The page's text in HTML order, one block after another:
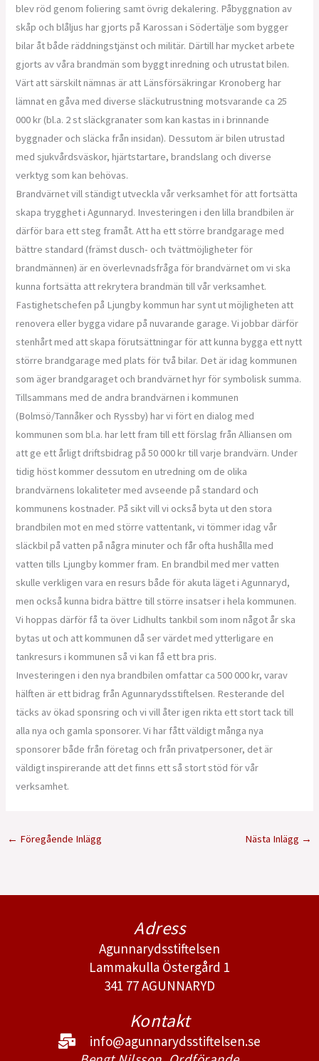
blev röd genom foliering samt övrig dekalering. Påbyggnation av
skåp och blåljus har gjorts på Karossan i Södertälje som bygger
bilar åt både räddningstjänst och militär. Därtill har mycket arbete
gjorts av våra brandmän som byggt inredning och utrustat bilen.
Värt att särskilt nämnas är att Länsförsäkringar Kronoberg har
lämnat en gåva med diverse släckutrustning motsvarande ca 25
000 kr (bl.a. 2 st släckgranater som kan kastas in i brinnande
byggnader och släcka från insidan). Dessutom är bilen utrustad
med sjukvårdsväskor, hjärtstartare, brandslang och diverse
verktyg som kan behövas.
Brandvärnet vill ständigt utveckla vår verksamhet för att fortsätta
skapa trygghet i Agunnaryd. Investeringen i den lilla brandbilen är
därför bara ett steg framåt. Att ha ett större brandgarage med
bättre standard (främst dusch- och tvättmöjligheter för
brandmännen) är en överlevnadsfråga för brandvärnet om vi ska
kunna fortsätta att rekrytera brandmän till vår verksamhet.
Fastighetschefen på Ljungby kommun har synt ut möjligheten att
renovera eller bygga vidare på nuvarande garage. Vi jobbar därför
stenhårt med att skapa förutsättningar för att kunna bygga ett nytt
större brandgarage med plats för två bilar. Det är idag kommunen
som äger brandgaraget och brandvärnet hyr för symbolisk summa.
Tillsammans med de andra brandvärnen i kommunen
(Bolmsö/Tannåker och Ryssby) har vi fört en dialog med
kommunen som bl.a. har lett fram till ett förslag från Alliansen om
att ge ett årligt driftsbidrag på 50 000 kr till varje brandvärn. Under
tidig höst kommer dessutom en utredning om de olika
brandvärnens lokaliteter med avseende på standard och
kommunens kostnader. På sikt vill vi också byta ut den stora
brandbilen mot en med större vattentank, vi tömmer idag vår
släckbil på vatten på några minuter och får ofta hushålla med
vatten tills Ljungby kommer fram. En brandbil med mer vatten
skulle verkligen vara en resurs både för akuta läget i Agunnaryd,
men också kunna bidra bättre till större insatser i hela kommunen.
Vi hoppas därför få ta över Lidhults tankbil som inom något år ska
bytas ut och att kommunen då ser värdet med ytterligare en
tankresurs i kommunen så vi kan få ett bra pris.
Investeringen i den nya brandbilen omfattar ca 500 000 kr, varav
hälften är ett bidrag från Agunnarydsstiftelsen. Resterande del
täcks av ökad sponsring och vi vill åter igen rikta ett stort tack till
alla nya och gamla sponsorer. Vi har fått väldigt många nya
sponsorer både från företag och från privatpersoner, det är
väldigt inspirerande att det finns ett så stort stöd för vår
verksamhet.
← Föregående Inlägg Nästa Inlägg →
Adress
Agunnarydsstiftelsen
Lammakulla Östergård 1
341 77 AGUNNARYD
Kontakt
info@agunnarydsstiftelsen.se